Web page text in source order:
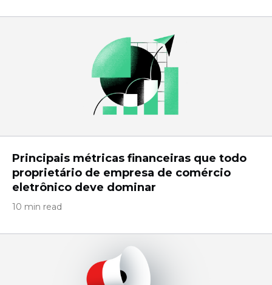
Principais métricas financeiras que todo
proprietário de empresa de comércio
eletrônico deve dominar
10 min read